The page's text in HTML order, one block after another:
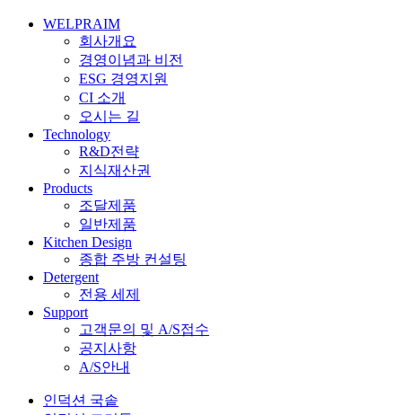
WELPRAIM
회사개요
경영이념과 비전
ESG 경영지원
CI 소개
오시는 길
Technology
R&D전략
지식재산권
Products
조달제품
일반제품
Kitchen Design
종합 주방 컨설팅
Detergent
전용 세제
Support
고객문의 및 A/S접수
공지사항
A/S안내
인덕션 국솥